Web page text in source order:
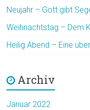
Neujahr – Gott gibt
Weihnachtstag – Dem
Heilig Abend – Eine
Archiv
Januar 2022